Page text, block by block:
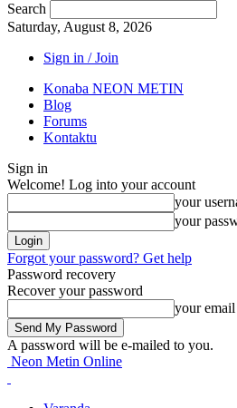
Search
Saturday, August 8, 2026
Sign in / Join
Konaba NEON METIN
Blog
Forums
Kontaktu
Sign in
Welcome! Log into your account
your
your
Forgot your password? Get help
Password recovery
Recover your password
your email
A password will be e-mailed to you.
Neon Metin Online